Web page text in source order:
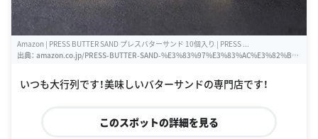
Amazon | PRESS BUTTER SAND プレスバターサンド 10個入り | PRESS ...
出典： amazon.co.jp/PRESS-BUTTER-SAND-%E3%83%97%E3%83%AC%E3%82%B
0%E5%80%8B%E5%85%A5%E3%82%8A/dp/B074DZBXVH
いつも大行列です！美味しいバターサンドの専門店です！
このスポットの詳細を見る